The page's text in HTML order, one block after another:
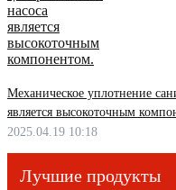
Механическое уплотнение
является высокоточным
2025.04.19 10:18
Лучшие продукты